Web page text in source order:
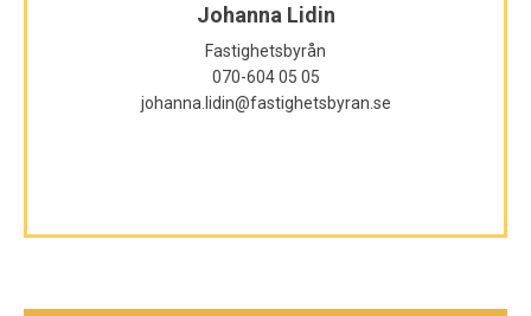
Johanna Lidin
Fastighetsbyrån
070-604 05 05
johanna.lidin@fastighetsbyran.se